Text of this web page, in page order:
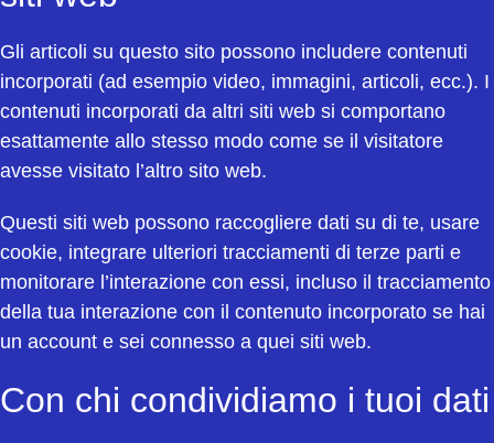
Gli articoli su questo sito possono includere contenuti
incorporati (ad esempio video, immagini, articoli, ecc.). I
contenuti incorporati da altri siti web si comportano
esattamente allo stesso modo come se il visitatore
avesse visitato l’altro sito web.
Questi siti web possono raccogliere dati su di te, usare
cookie, integrare ulteriori tracciamenti di terze parti e
monitorare l’interazione con essi, incluso il tracciamento
della tua interazione con il contenuto incorporato se hai
un account e sei connesso a quei siti web.
Con chi condividiamo i tuoi dati